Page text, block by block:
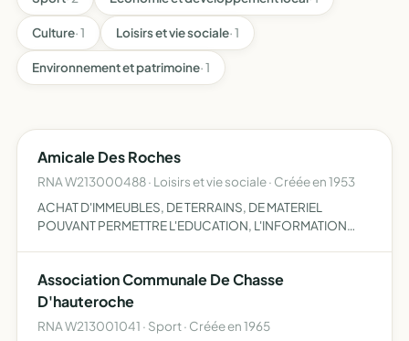
Culture· 1 Loisirs et vie sociale· 1
Environnement et patrimoine· 1
Amicale Des Roches
RNA W213000488 · Loisirs et vie sociale · Créée en 1953
ACHAT D'IMMEUBLES, DE TERRAINS, DE MATERIEL
POUVANT PERMETTRE L'EDUCATION, L'INFORMATION
Association Communale De Chasse
D'hauteroche
RNA W213001041 · Sport · Créée en 1965